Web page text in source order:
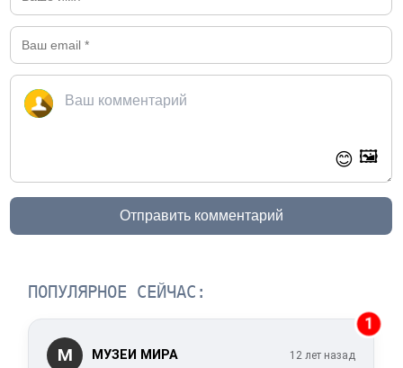
😊 🖼️
Отправить комментарий
ПОПУЛЯРНОЕ СЕЙЧАС:
1
М МУЗЕИ МИРА 12 лет назад